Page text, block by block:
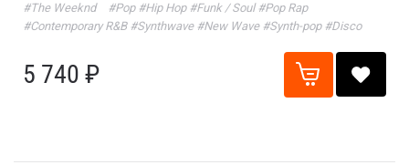
#The Weeknd #Pop #Hip Hop #Funk / Soul #Pop Rap
#Contemporary R&B #Synthwave #New Wave #Synth-pop #Disco
5 740 ₽